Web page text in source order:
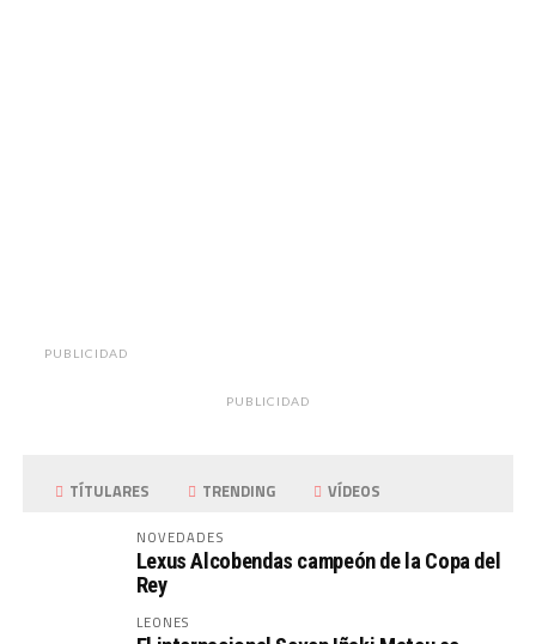
PUBLICIDAD
PUBLICIDAD
TÍTULARES TRENDING VÍDEOS
NOVEDADES
Lexus Alcobendas campeón de la Copa del
Rey
LEONES